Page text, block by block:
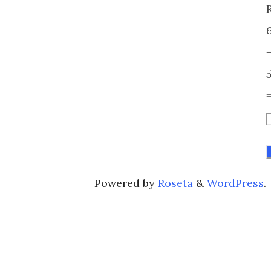
Powered by Roseta & WordPress.